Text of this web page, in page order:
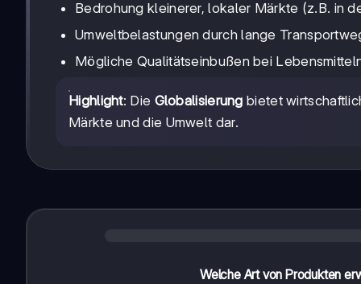
Bedrohung kleinerer, lokaler Märkte (z.B. in
Umweltbelastungen durch lange
Mögliche Qualitätseinbußen bei
Highlight: Die Globalisierung bietet
Märkte und die Umwelt dar.
Welche Art von Produkten